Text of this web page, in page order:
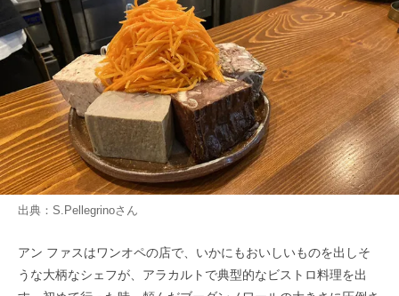
出典： S.Pellegrinoさん
アン ファスはワンオペの店で、いかにもおいしいものを出しそ
うな大柄なシェフが、アラカルトで典型的なビストロ料理を出